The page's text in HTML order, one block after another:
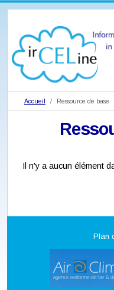
Accueil Ressource de base
Il n'y a aucun élément
Plan